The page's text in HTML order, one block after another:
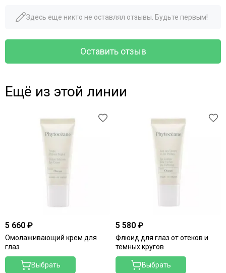
Здесь еще никто не оставлял отзывы. Будьте первым!
Оставить отзыв
Ещё из этой линии
5 660 ₽
Омолаживающий крем для
глаз
Выбрать
5 580 ₽
Флюид для глаз от отеков и
темных кругов
Выбрать